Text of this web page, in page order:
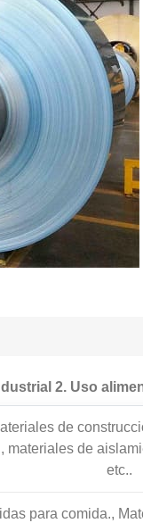
2. Uso
de
materiales de
etc..
para comida.,